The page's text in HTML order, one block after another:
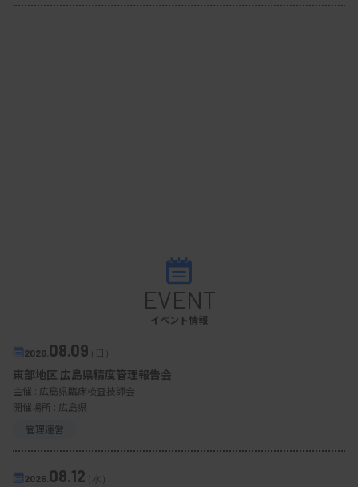
EVENT
イベント情報
2026. 08.09（日）
東部地区 広島県精度管理報告会
主催 : 広島県臨床検査技師会
開催場所 : 広島県
管理運営
2026. 08.12（水）